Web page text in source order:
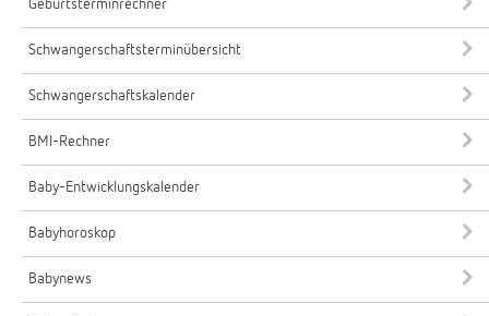
Geburtsterminrechner
Schwangerschaftsterminübersicht
Schwangerschaftskalender
BMI-Rechner
Baby-Entwicklungskalender
Babyhoroskop
Babynews